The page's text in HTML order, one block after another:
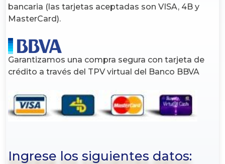
bancaria (las tarjetas aceptadas son VISA, 4B y
MasterCard).
Garantizamos una compra segura con tarjeta de
crédito a través del TPV virtual del Banco BBVA
Ingrese los siguientes datos: